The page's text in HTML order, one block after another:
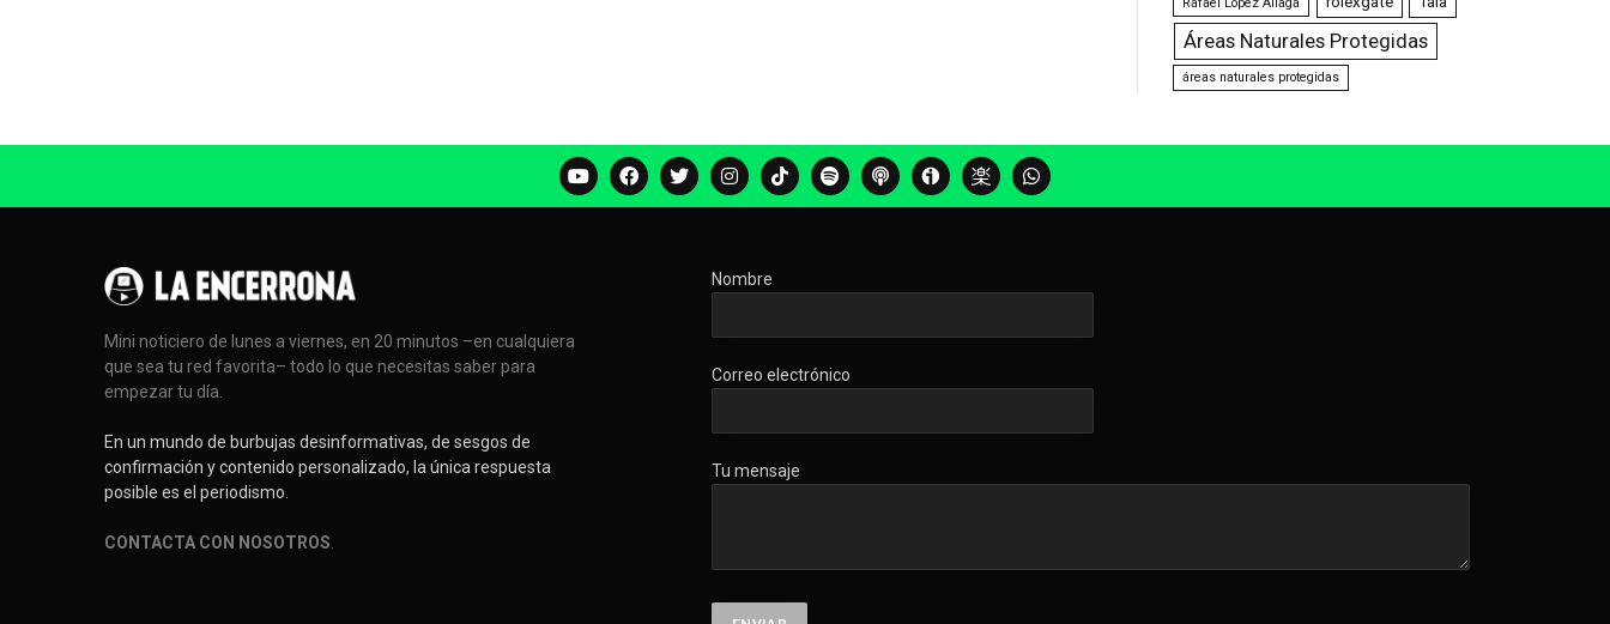
Áreas Naturales Protegidas
áreas naturales protegidas
Mini noticiero de lunes a viernes, en 20 minutos –en cualquiera
que sea tu red favorita– todo lo que necesitas saber para
empezar tu día.
En un mundo de burbujas desinformativas, de sesgos de
confirmación y contenido personalizado, la única respuesta
posible es el periodismo.
CONTACTA CON NOSOTROS
Nombre
Correo electrónico
Tu mensaje